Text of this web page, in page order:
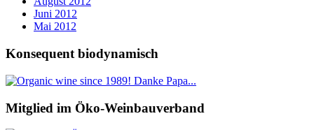
Juni 2012
Mai 2012
Konsequent biodynamisch
Mitglied im Öko-Weinbauverband